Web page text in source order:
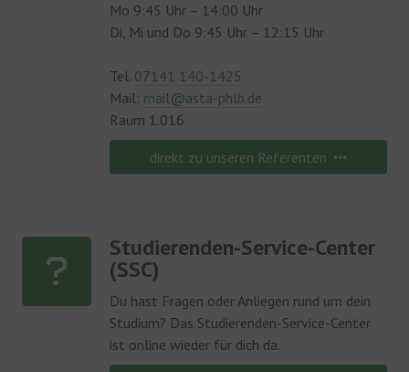
Mo 9:45 Uhr – 14:00 Uhr
Di, Mi und Do 9:45 Uhr – 12:15 Uhr
Tel. 07141 140-1425
Mail: mail@asta-phlb.de
Raum 1.016
direkt zu unseren Referenten
Studierenden-Service-Center
(SSC)
Du hast Fragen oder Anliegen rund um dein
Studium? Das Studierenden-Service-Center
ist online wieder für dich da.